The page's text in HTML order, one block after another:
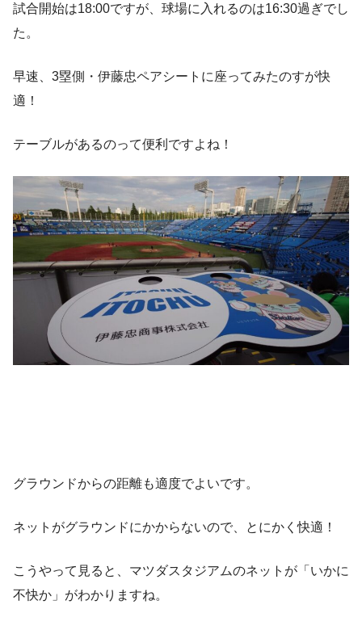
試合開始は18:00ですが、球場に入れるのは16:30過ぎでし
た。
早速、3塁側・伊藤忠ペアシートに座ってみたのすが快
適！
テーブルがあるのって便利ですよね！
グラウンドからの距離も適度でよいです。
ネットがグラウンドにかからないので、とにかく快適！
こうやって見ると、マツダスタジアムのネットが「いかに
不快か」がわかりますね。